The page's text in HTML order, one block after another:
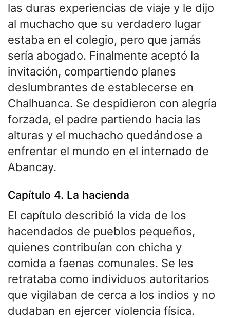
las duras experiencias de viaje y le dijo
al muchacho que su verdadero lugar
estaba en el colegio, pero que jamás
sería abogado. Finalmente aceptó la
invitación, compartiendo planes
deslumbrantes de establecerse en
Chalhuanca. Se despidieron con alegría
forzada, el padre partiendo hacia las
alturas y el muchacho quedándose a
enfrentar el mundo en el internado de
Abancay.
Capítulo 4. La hacienda
El capítulo describió la vida de los
hacendados de pueblos pequeños,
quienes contribuían con chicha y
comida a faenas comunales. Se les
retrataba como individuos autoritarios
que vigilaban de cerca a los indios y no
dudaban en ejercer violencia física.